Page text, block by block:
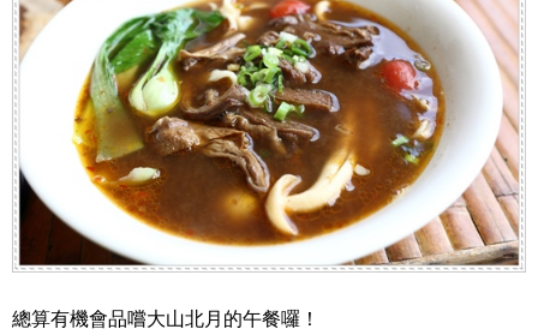
總算有機會品嚐大山北月的午餐囉！